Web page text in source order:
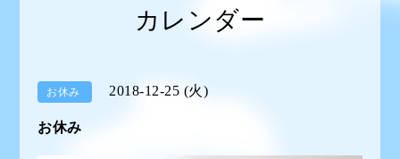
カレンダー
お休み 2018-12-25 (火)
お休み